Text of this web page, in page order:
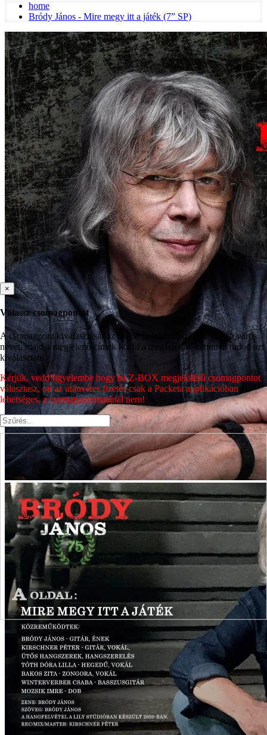
home
Bródy János - Mire megy itt a játék (7” SP)
×
Válassz csomagpontot
A csomagpont kiválasztásához írd be az irányítószámot vagy a város
nevét, majd a megjelenő címek közül a megfelelőre kattintva tudod azt
kiválasztani.
Kérjük, vedd figyelembe hogy ha Z-BOX megjelölésű csomagpontot
választasz, ott az utánvétes fizetés csak a Packeta applikációban
lehetséges, a csomagautomatánál nem!